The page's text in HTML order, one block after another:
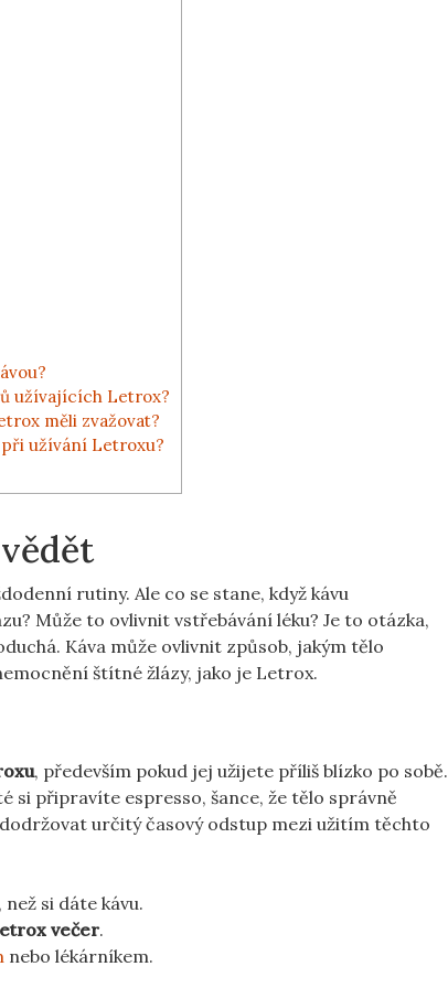
užívajících Letrox?
měli zvažovat?
užívání Letroxu?
rutiny. Ale co se stane, když kávu
Může to ovlivnit vstřebávání léku? Je to otázka,
Káva může ovlivnit způsob, jakým tělo
štítné žlázy, jako je Letrox.
, především pokud jej užijete příliš blízko po sobě.
si připravíte espresso, šance, že tělo správně
určitý časový odstup mezi užitím těchto
si dáte kávu.
večer.
nebo lékárníkem.